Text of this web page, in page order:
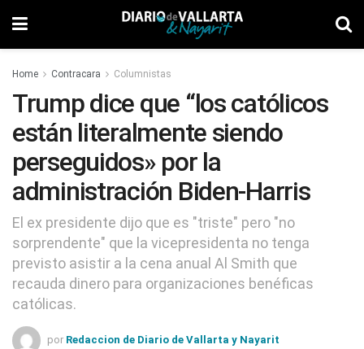
Home Contracara Columnistas
Trump dice que “los católicos
están literalmente siendo
perseguidos» por la
administración Biden-Harris
El ex presidente dijo que es "triste" pero "no
sorprendente" que la vicepresidenta no tenga
previsto asistir a la cena anual Al Smith que
recauda dinero para organizaciones benéficas
católicas.
por Redaccion de Diario de Vallarta y Nayarit